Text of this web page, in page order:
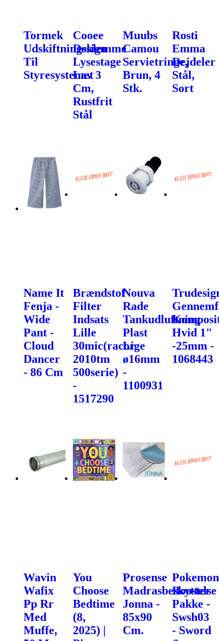
Tormek
Udskiftningsklemme
Til
Styresystemet
Cooee
Design
Lysestage
Lav 3
Cm,
Rustfrit
Stål
Muubs
Camou
Servietringe,
Brun, 4
Stk.
Rosti
Emma
Dejdeler
Stål,
Sort
Name It
Fenja -
Wide
Pant -
Cloud
Dancer
- 86 Cm
Brændstof
Filter
Indsats
Lille
30mic(racor
2010tm
500serie)
-
1517290
Nouva
Rade
Tankudluftning
Plast
Lige
ø16mm
-
1100931
Hvid 1"
-25mm -
1068443
Wavin
Wafix
Pp Rr
Med
Muffe,
You
Choose
Bedtime
(8,
2025) |
Prosense
Madrasbeskyttelse
Jonna -
85x90
Cm.
Pokemon
Booster
Pakke -
Swsh03
- Sword